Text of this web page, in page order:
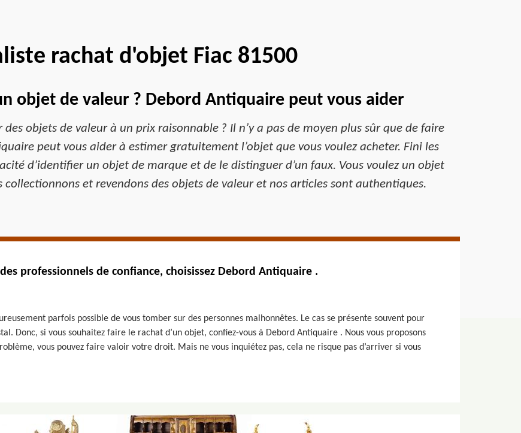
rachat d'objet Fiac 81500
objet de valeur ? Debord Antiquaire peut vous aider
des objets de valeur à un prix raisonnable ? Il n’y a pas de moyen plus sûr que de faire
peut vous aider à estimer gratuitement l’objet que vous voulez acheter. Fini les
d’identifier un objet de marque et de le distinguer d’un faux. Vous voulez un objet
collectionnons et revendons des objets de valeur et nos articles sont authentiques.
professionnels de confiance, choisissez Debord Antiquaire .
parfois possible de vous tomber sur des personnes malhonnêtes. Le cas se présente souvent pour
Donc, si vous souhaitez faire le rachat d’un objet, confiez-vous à Debord Antiquaire . Nous vous proposons
vous pouvez faire valoir votre droit. Mais ne vous inquiétez pas, cela ne risque pas d’arriver si vous